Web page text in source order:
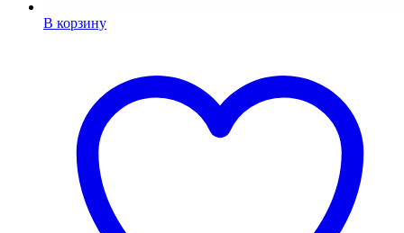
В корзину